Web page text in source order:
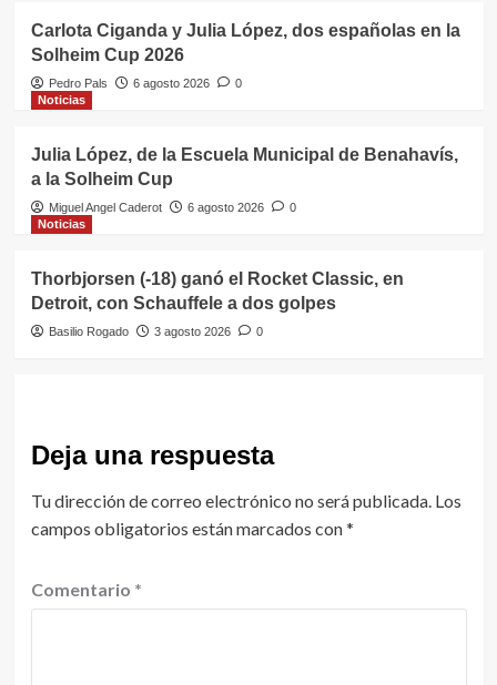
Carlota Ciganda y Julia López, dos españolas en la
Solheim Cup 2026
Pedro Pals 6 agosto 2026
0
Noticias
Julia López, de la Escuela Municipal de Benahavís,
a la Solheim Cup
Miguel Angel Caderot 6 agosto 2026
0
Noticias
Thorbjorsen (-18) ganó el Rocket Classic, en
Detroit, con Schauffele a dos golpes
Basilio Rogado 3 agosto 2026 0
Deja una respuesta
Tu dirección de correo electrónico no será publicada. Los
campos obligatorios están marcados con*
Comentario *